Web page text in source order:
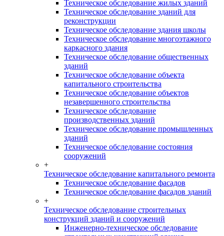
Техническое обследование жилых зданий
Техническое обследование зданий для
реконструкции
Техническое обследование здания школы
Техническое обследование многоэтажного
каркасного здания
Техническое обследование общественных
зданий
Техническое обследование объекта
капитального строительства
Техническое обследование объектов
незавершенного строительства
Техническое обследование
производственных зданий
Техническое обследование промышленных
зданий
Техническое обследование состояния
сооружений
+
Техническое обследование капитального ремонта
Техническое обследование фасадов
Техническое обследование фасадов зданий
+
Техническое обследование строительных
конструкций зданий и сооружений
Инженерно-техническое обследование